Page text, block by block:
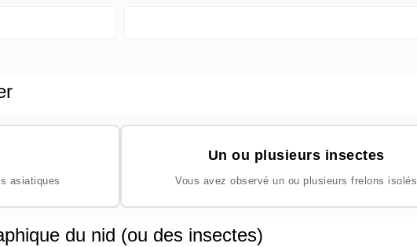
asiatiques
Un ou plusieurs insectes
Vous avez observé un ou plusieurs frelons isolés
du nid (ou des insectes)